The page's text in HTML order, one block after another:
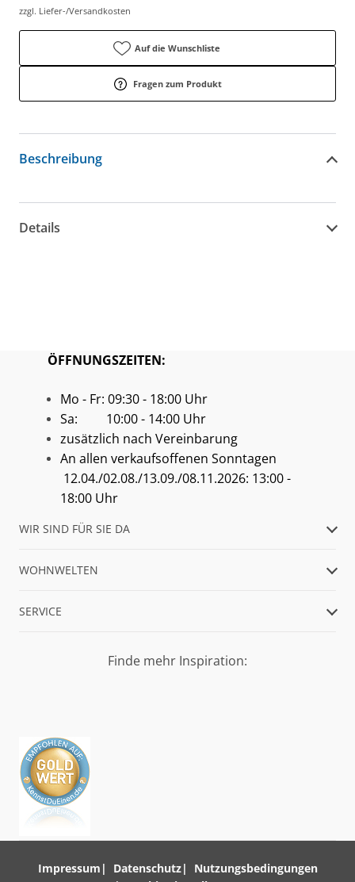
zzgl. Liefer-/Versandkosten
Auf die Wunschliste
Fragen zum Produkt
Beschreibung
Details
ÖFFNUNGSZEITEN:
Mo - Fr: 09:30 - 18:00 Uhr
Sa: 10:00 - 14:00 Uhr
zusätzlich nach Vereinbarung
An allen verkaufsoffenen Sonntagen
12.04./02.08./13.09./08.11.2026: 13:00 -
18:00 Uhr
WIR SIND FÜR SIE DA
WOHNWELTEN
SERVICE
Finde mehr Inspiration:
Impressum Datenschutz
Nutzungsbedingungen